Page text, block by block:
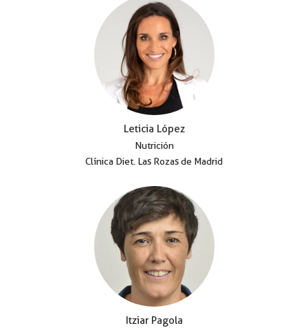
Leticia López
Nutrición
Clínica Diet. Las Rozas de Madrid
Itziar Pagola